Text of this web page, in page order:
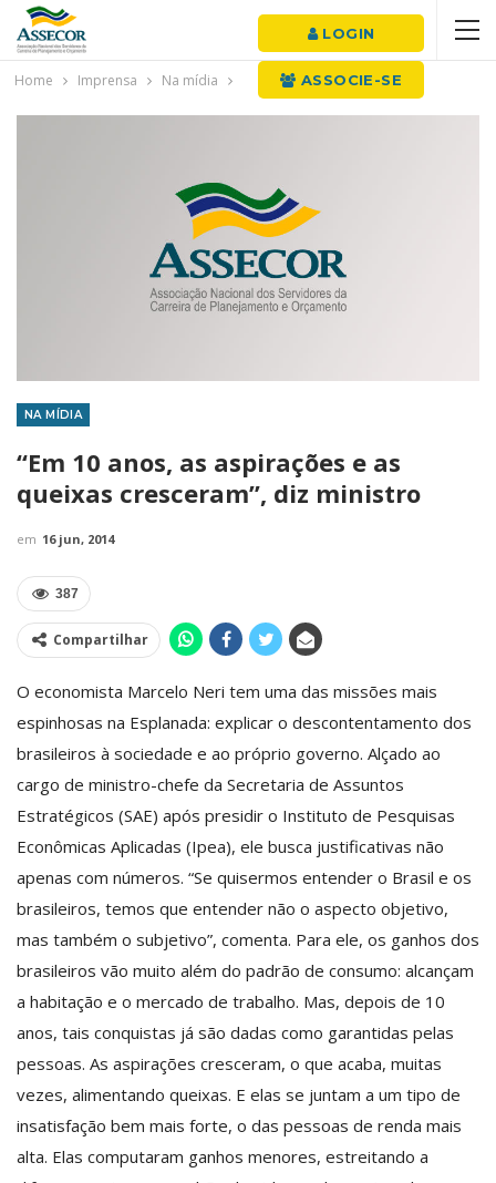
LOGIN
ASSOCIE-SE
Home Imprensa Na mídia
NA MÍDIA
“Em 10 anos, as aspirações e as
queixas cresceram”, diz ministro
em 16 jun, 2014
387
Compartilhar
O economista Marcelo Neri tem uma das missões mais
espinhosas na Esplanada: explicar o descontentamento dos
brasileiros à sociedade e ao próprio governo. Alçado ao
cargo de ministro-chefe da Secretaria de Assuntos
Estratégicos (SAE) após presidir o Instituto de Pesquisas
Econômicas Aplicadas (Ipea), ele busca justificativas não
apenas com números. “Se quisermos entender o Brasil e os
brasileiros, temos que entender não o aspecto objetivo,
mas também o subjetivo”, comenta. Para ele, os ganhos dos
brasileiros vão muito além do padrão de consumo: alcançam
a habitação e o mercado de trabalho. Mas, depois de 10
anos, tais conquistas já são dadas como garantidas pelas
pessoas. As aspirações cresceram, o que acaba, muitas
vezes, alimentando queixas. E elas se juntam a um tipo de
insatisfação bem mais forte, o das pessoas de renda mais
alta. Elas computaram ganhos menores, estreitando a